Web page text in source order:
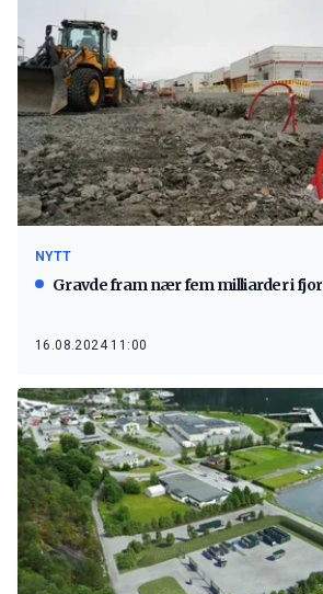
NYTT
Gravde fram nær fem milliarder i fjor
16.08.2024 11:00